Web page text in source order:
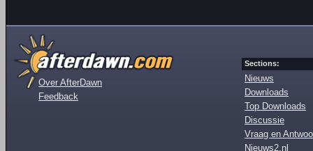
Over AfterDawn
Feedback
Sections:
Nieuws
Downloads
Top Downloads
Discussie
Vraag en
Nieuws2.nl